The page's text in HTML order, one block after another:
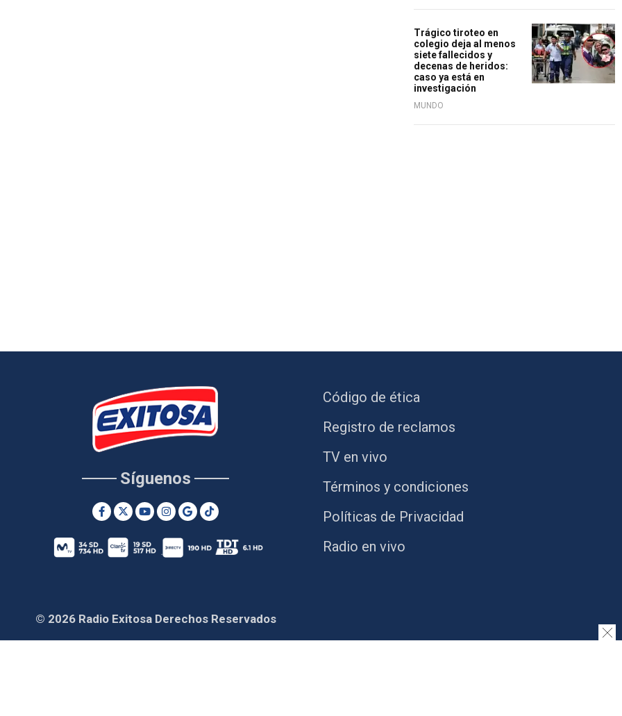
Trágico tiroteo en
colegio deja al menos
siete fallecidos y
decenas de heridos:
caso ya está en
investigación
MUNDO
Síguenos
Código de ética
Registro de reclamos
TV en vivo
Términos y condiciones
Políticas de Privacidad
Radio en vivo
© 2026 Radio Exitosa Derechos Reservados